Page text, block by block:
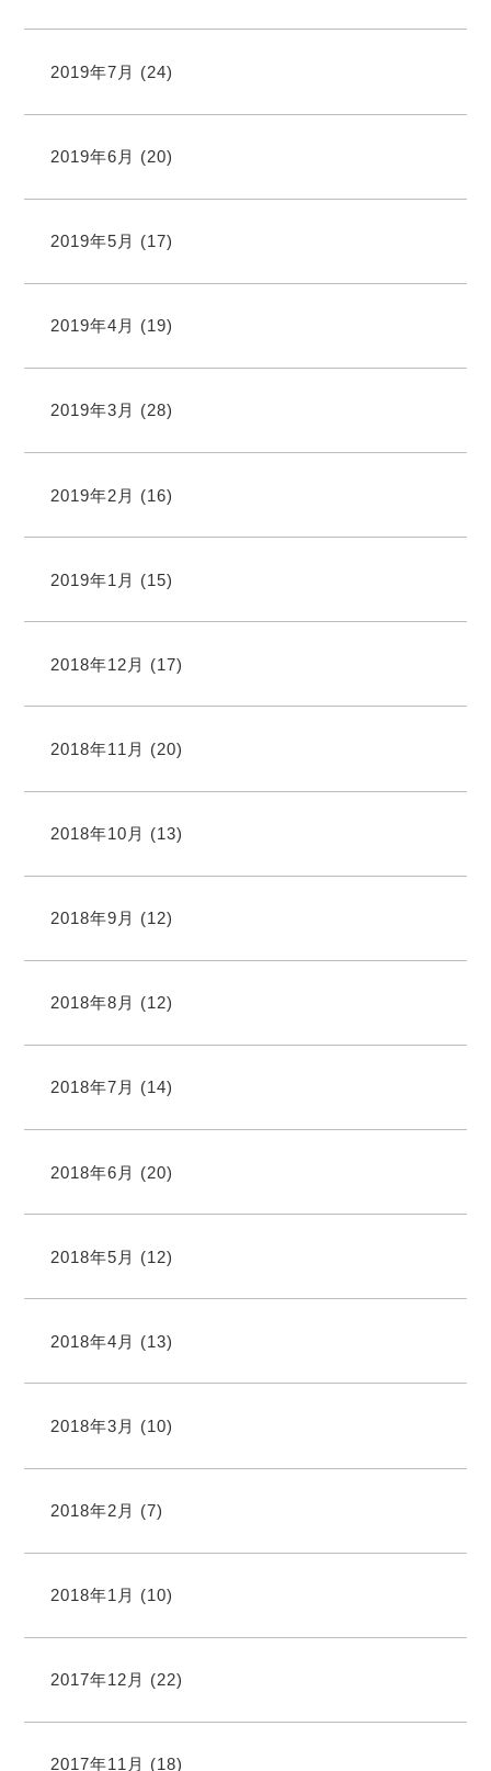
2019年7月 (24)
2019年6月 (20)
2019年5月 (17)
2019年4月 (19)
2019年3月 (28)
2019年2月 (16)
2019年1月 (15)
2018年12月 (17)
2018年11月 (20)
2018年10月 (13)
2018年9月 (12)
2018年8月 (12)
2018年7月 (14)
2018年6月 (20)
2018年5月 (12)
2018年4月 (13)
2018年3月 (10)
2018年2月 (7)
2018年1月 (10)
2017年12月 (22)
2017年11月 (18)